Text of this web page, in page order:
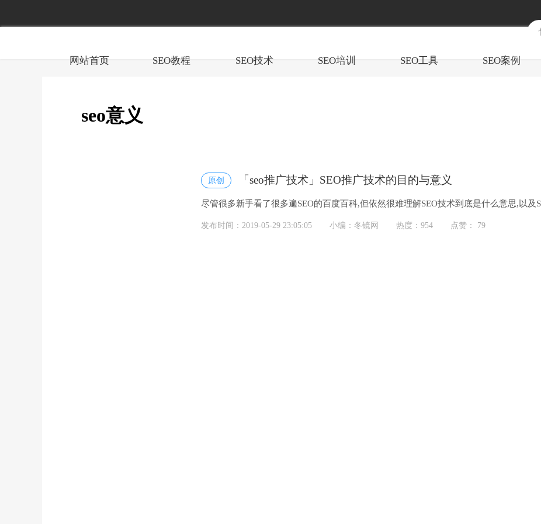
网站首页 SEO教程 SEO技术 SEO培训 SEO工具 SEO案例
seo意义
原创 「seo推广技术」SEO推广技术的目的与意义
尽管很多新手看了很多遍SEO的百度百科,但依然很难理解SEO技术到底是什么意思,以
子,假如你是做SEO技术的,...
发布时间：2019-05-29 23:05:05 小编：冬镜网 热度：954 点赞： 79